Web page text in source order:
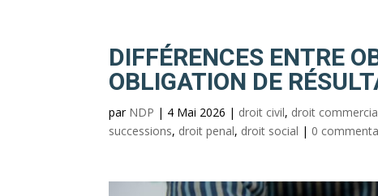
DIFFÉRENCES ENTRE
OBLIGATION DE
par NDP | 4 Mai 2026 | droit civil, droit
successions, droit penal, droit social | 0